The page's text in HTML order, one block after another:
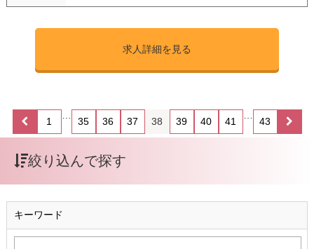
求人詳細を見る
1 35 36 37 38 39 40 41 43
絞り込んで探す
キーワード